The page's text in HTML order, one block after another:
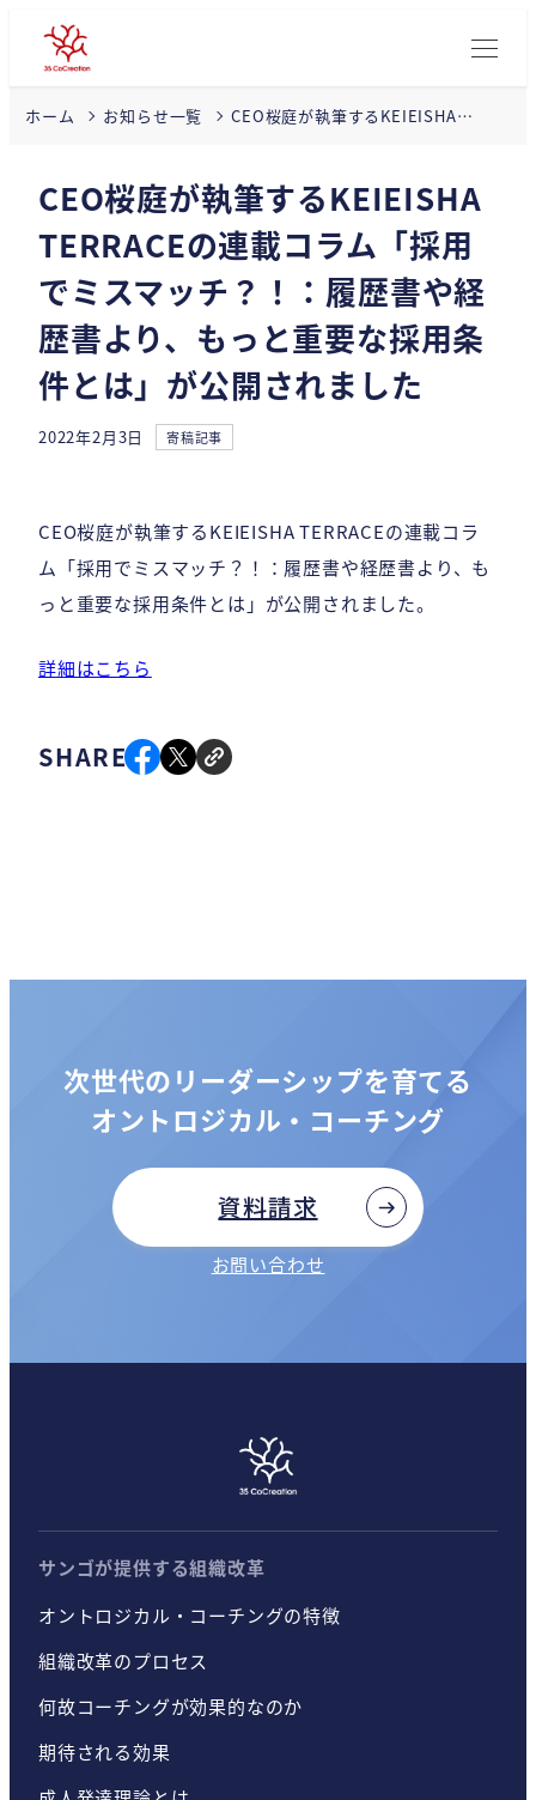
ホーム お知らせ一覧
CEO桜庭が執筆するKEIEISHA
っと重要な採用条件とは」が公開さ
れました
CEO桜庭が執筆するKEIEISHA
TERRACEの連載コラム「採用
でミスマッチ？！：履歴書や経
歴書より、もっと重要な採用条
件とは」が公開されました
投稿日
2022年2月3日 カテゴリー
寄稿記事
CEO桜庭が執筆するKEIEISHA TERRACEの連載コラ
ム「採用でミスマッチ？！：履歴書や経歴書より、も
っと重要な採用条件とは」が公開されました。
詳細はこちら
SHARE
次世代のリーダーシップを育てる
オントロジカル・コーチング
資料請求
お問い合わせ
サンゴが提供する組織改革
オントロジカル・コーチングの特徴
組織改革のプロセス
何故コーチングが効果的なのか
期待される効果